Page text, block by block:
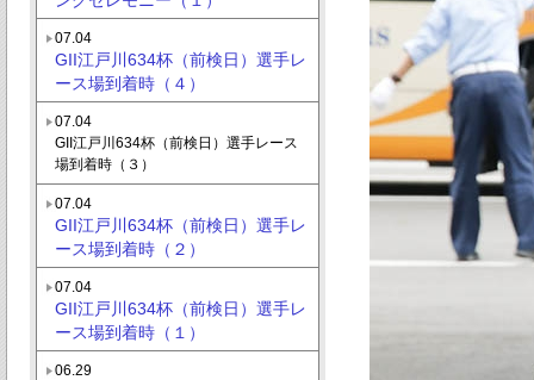
07.04
GII江戸川634杯（前検日）選手レ
ース場到着時（４）
07.04
GII江戸川634杯（前検日）選手レース
場到着時（３）
07.04
GII江戸川634杯（前検日）選手レ
ース場到着時（２）
07.04
GII江戸川634杯（前検日）選手レ
ース場到着時（１）
06.29